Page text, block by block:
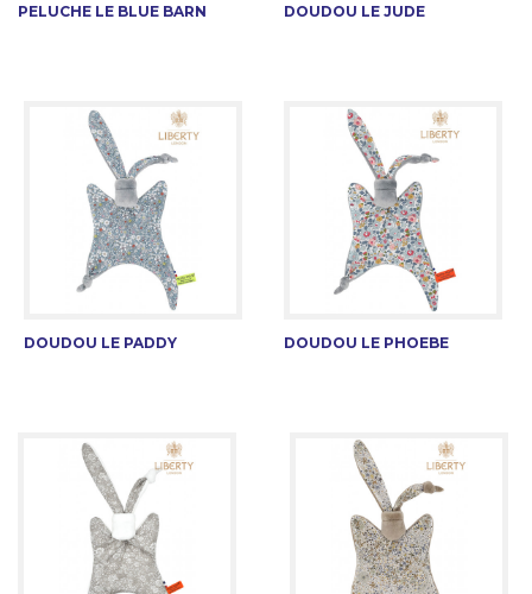
PELUCHE LE BLUE BARN DOUDOU LE JUDE
DOUDOU LE PADDY DOUDOU LE PHOEBE